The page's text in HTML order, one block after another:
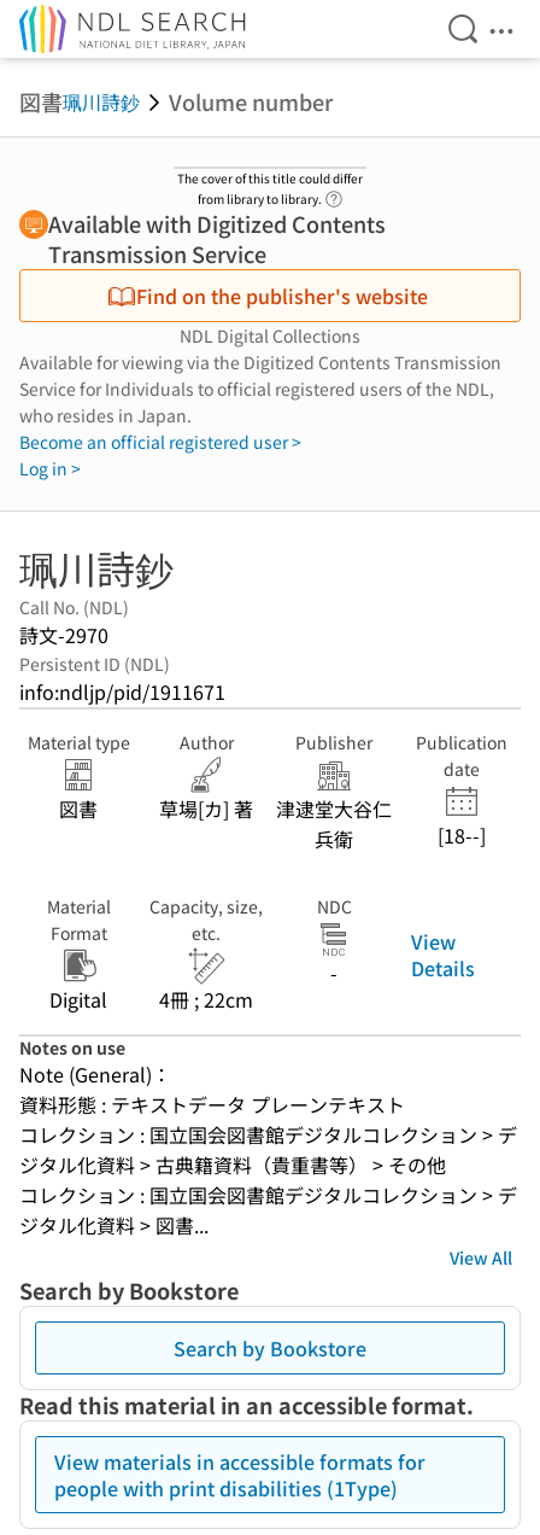
Open
図書珮川詩鈔 Volume number
The cover of this title could differ
from library to library.
Available with Digitized Contents
Transmission Service
Find on the publisher's website
NDL Digital Collections
Available for viewing via the Digitized Contents Transmission
Service for Individuals to official registered users of the NDL,
who resides in Japan.
Become an official registered user >
Log in >
珮川詩鈔
Call No. (NDL)
詩文-2970
Persistent ID (NDL)
info:ndljp/pid/1911671
Material type
図書
Author
草場[カ] 著
Publisher
津逮堂大谷仁
兵衛
Publication
date
[18--]
Material
Format
Digital
Capacity, size,
etc.
4冊 ; 22cm
NDC
-
View
Details
Notes on use
Note (General)：
資料形態 : テキストデータ プレーンテキスト
コレクション : 国立国会図書館デジタルコレクション > デ
ジタル化資料 > 古典籍資料（貴重書等） > その他
コレクション : 国立国会図書館デジタルコレクション > デ
ジタル化資料 > 図書...
View All
Search by Bookstore
Search by Bookstore
Read this material in an accessible format.
View materials in accessible formats for
people with print disabilities (1Type)